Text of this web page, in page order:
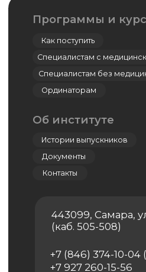
Симуляционный центр
Центр дистанционно-образовательных
Дополнительное профессиональное
Цифровая стоматология
Мастер-классы